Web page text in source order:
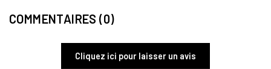
COMMENTAIRES (0)
Cliquez ici pour laisser un avis